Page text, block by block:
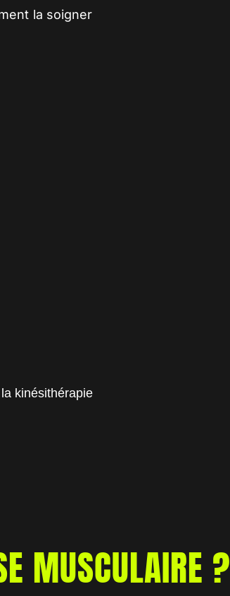
la soigner
kinésithérapie
MUSCULAIRE ?